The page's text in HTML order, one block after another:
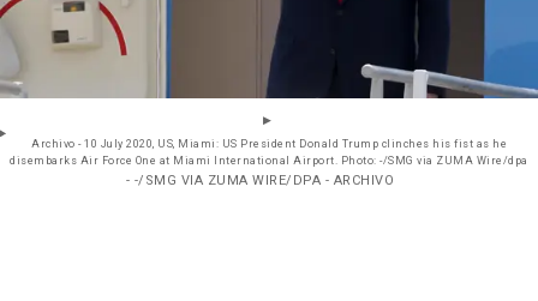
Archivo - 10 July 2020, US, Miami: US President Donald Trump clinches his fist as he
disembarks Air Force One at Miami International Airport. Photo: -/SMG via ZUMA Wire/dpa
- -/SMG VIA ZUMA WIRE/DPA - ARCHIVO